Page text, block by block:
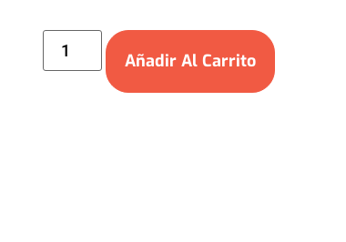
Añadir Al Carrito